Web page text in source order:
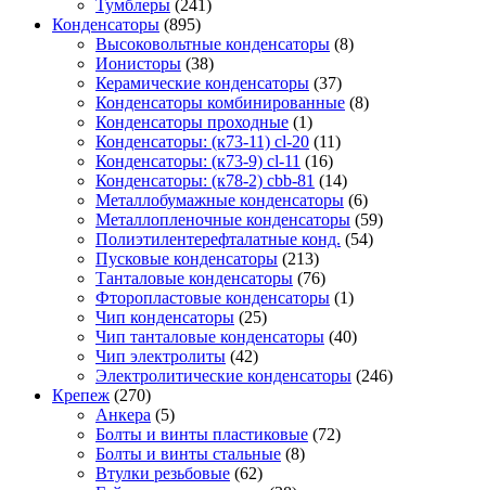
Тумблеры (241)
Конденсаторы (895)
Высоковольтные конденсаторы (8)
Ионисторы (38)
Керамические конденсаторы (37)
Конденсаторы комбинированные (8)
Конденсаторы проходные (1)
Конденсаторы: (к73-11) cl-20 (11)
Конденсаторы: (к73-9) cl-11 (16)
Конденсаторы: (к78-2) cbb-81 (14)
Металлобумажные конденсаторы (6)
Металлопленочные конденсаторы (59)
Полиэтилентерефталатные конд. (54)
Пусковые конденсаторы (213)
Танталовые конденсаторы (76)
Фторопластовые конденсаторы (1)
Чип конденсаторы (25)
Чип танталовые конденсаторы (40)
Чип электролиты (42)
Электролитические конденсаторы (246)
Крепеж (270)
Анкера (5)
Болты и винты пластиковые (72)
Болты и винты стальные (8)
Втулки резьбовые (62)